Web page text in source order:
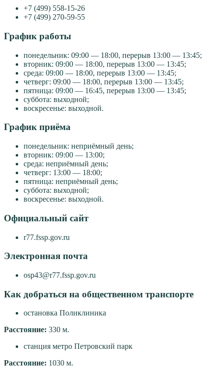
+7 (499) 558-15-26
+7 (499) 270-59-55
График работы
понедельник: 09:00 — 18:00, перерыв 13:00 — 13:45;
вторник: 09:00 — 18:00, перерыв 13:00 — 13:45;
среда: 09:00 — 18:00, перерыв 13:00 — 13:45;
четверг: 09:00 — 18:00, перерыв 13:00 — 13:45;
пятница: 09:00 — 16:45, перерыв 13:00 — 13:45;
суббота: выходной;
воскресенье: выходной.
График приёма
понедельник: неприёмный день;
вторник: 09:00 — 13:00;
среда: неприёмный день;
четверг: 13:00 — 18:00;
пятница: неприёмный день;
суббота: выходной;
воскресенье: выходной.
Официальный сайт
r77.fssp.gov.ru
Электронная почта
osp43@r77.fssp.gov.ru
Как добраться на общественном транспорте
остановка Поликлиника
Расстояние: 330 м.
станция метро Петровский парк
Расстояние: 1030 м.